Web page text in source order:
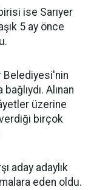
ise Sarıyer
5 ay önce
Belediyesi'nin
Alınan
üzerine
verdiği birçok
aday adaylık
eden oldu.